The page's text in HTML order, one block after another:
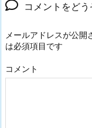
コメントをどう
メールアドレスが公開
は必須項目です
コメント